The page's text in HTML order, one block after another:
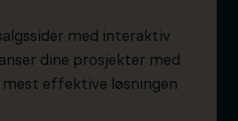
med interaktiv
dine prosjekter med
mest effektive løsningen